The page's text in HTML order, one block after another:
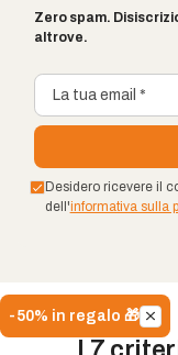
-50% in regalo 🎁
Zero spam.
altrove.
Desidero ricevere il
dell'informativa sulla